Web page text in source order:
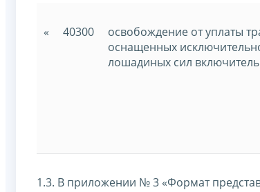
« 40300
освобождение от уплаты
оснащенных
лошадиных сил
1.3. В приложении № 3 «Формат